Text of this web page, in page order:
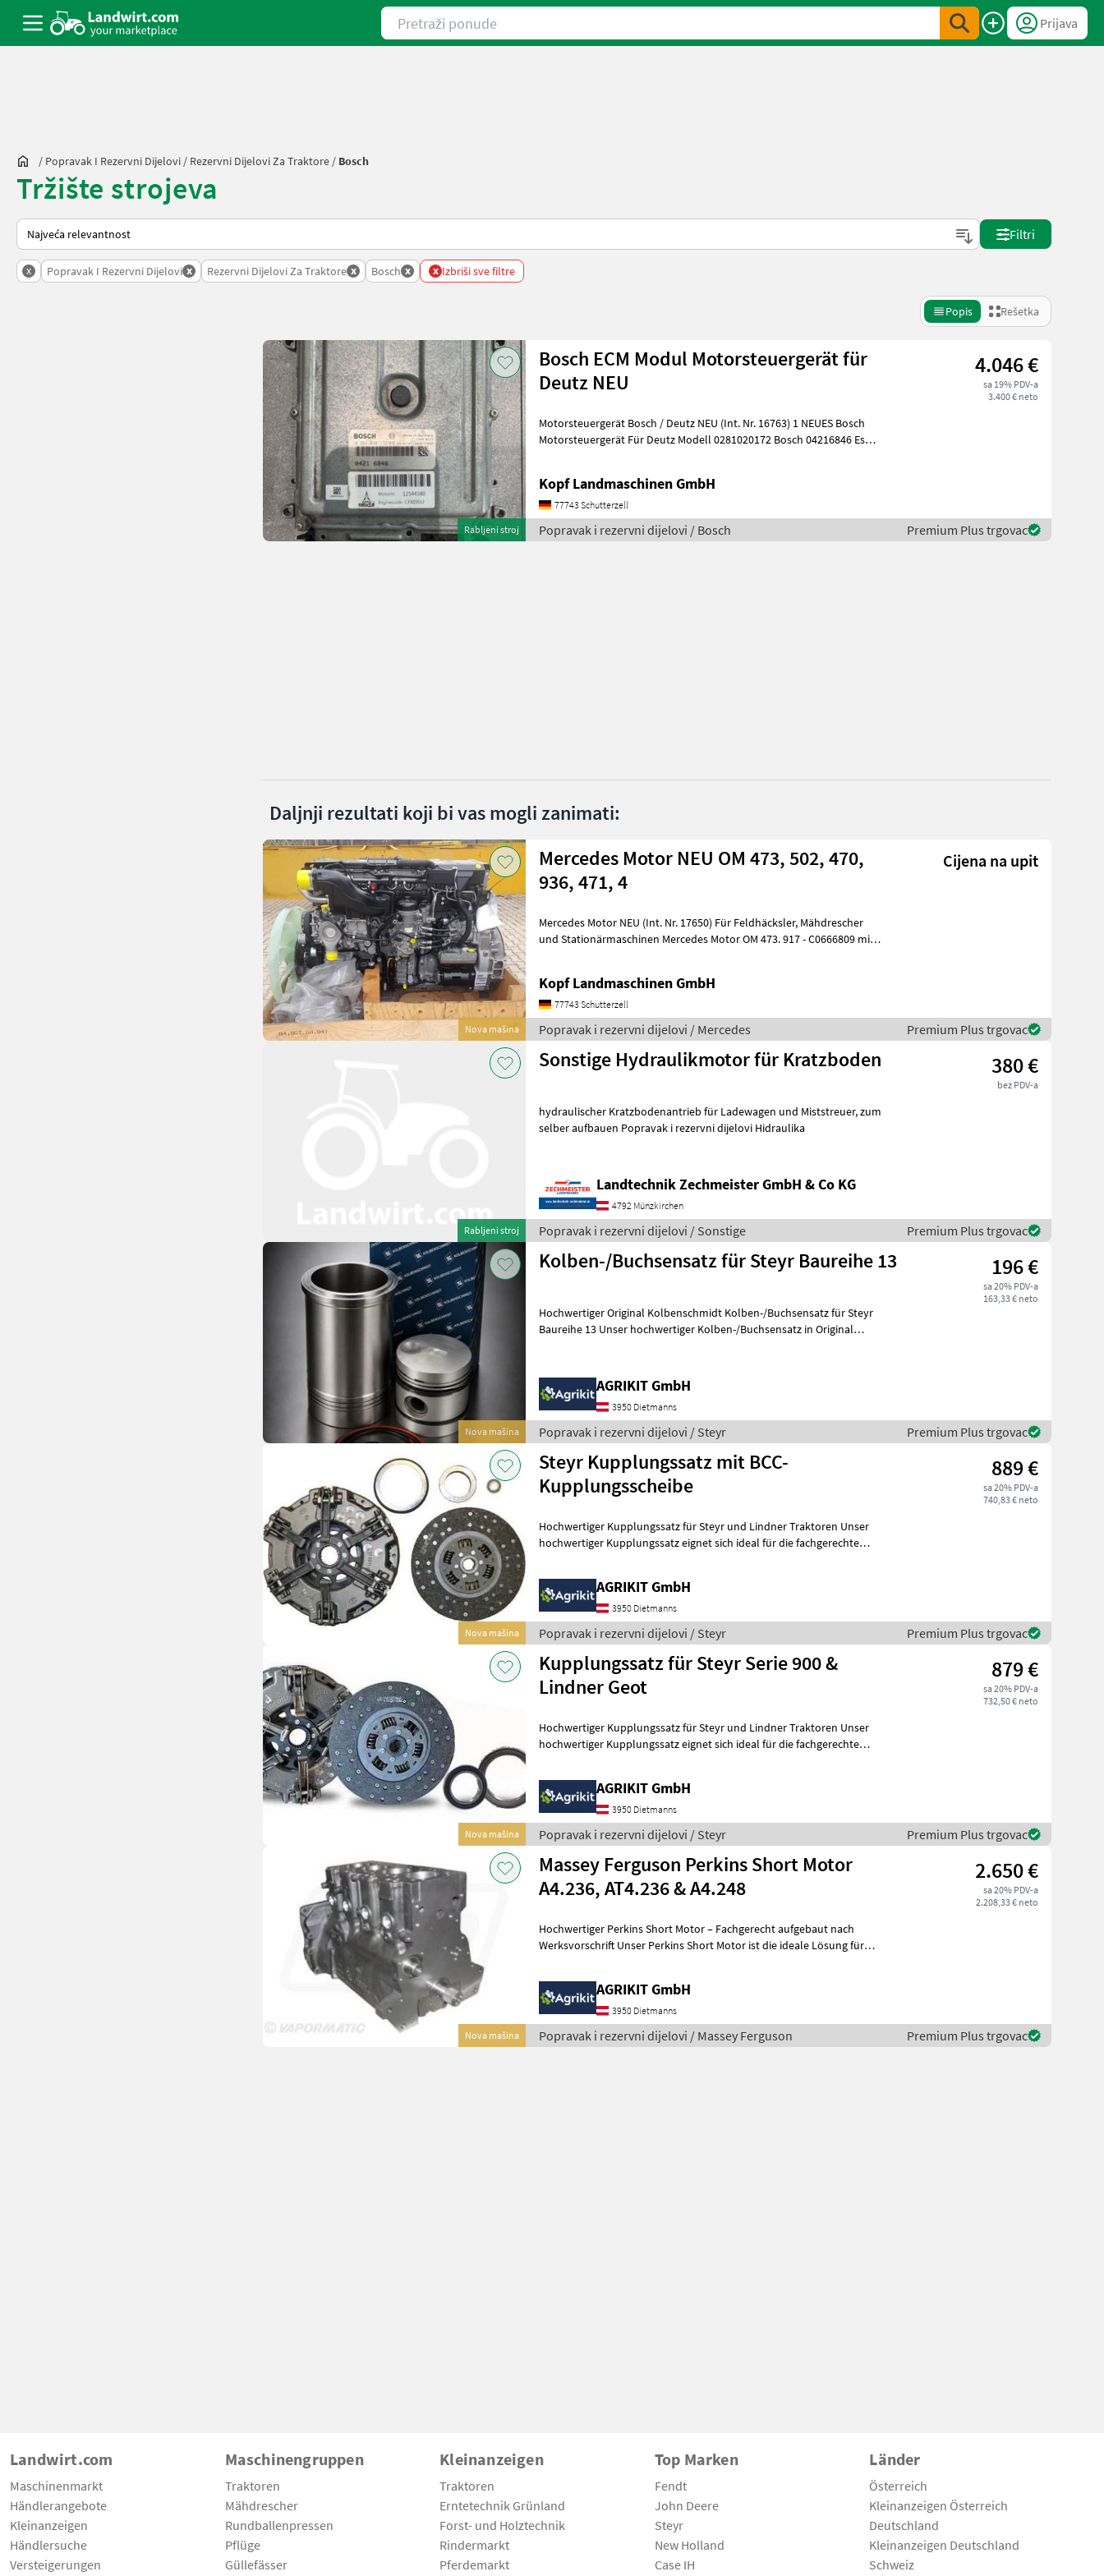
Pretraži ponude
Prijava
/ Popravak I Rezervni Dijelovi / Rezervni Dijelovi Za Traktore / Bosch
Tržište strojeva
Tako se sortira na Landwirt.com
Filtri
x Popravak I Rezervni Dijelovi x Rezervni Dijelovi Za Traktore x Bosch x x Izbriši sve filtre
Popis Rešetka
Rabljeni stroj
Bosch ECM Modul Motorsteuergerät für
Deutz NEU
4.046 €
sa 19% PDV-a
3.400 € neto
Motorsteuergerät Bosch / Deutz NEU (Int. Nr. 16763) 1 NEUES Bosch
Motorsteuergerät Für Deutz Modell 0281020172 Bosch 04216846 Es
Kopf Landmaschinen GmbH
77743 Schutterzell
Popravak i rezervni dijelovi / Bosch Premium Plus trgovac
Daljnji rezultati koji bi vas mogli zanimati:
Nova mašina
Mercedes Motor NEU OM 473, 502, 470,
936, 471, 4
Cijena na upit
Mercedes Motor NEU (Int. Nr. 17650) Für Feldhäcksler, Mähdrescher
und Stationärmaschinen Mercedes Motor OM 473. 917 - C0666809 mit
Kopf Landmaschinen GmbH
77743 Schutterzell
Popravak i rezervni dijelovi / Mercedes Premium Plus trgovac
Rabljeni stroj
Sonstige Hydraulikmotor für Kratzboden 380 €
bez PDV-a
hydraulischer Kratzbodenantrieb für Ladewagen und Miststreuer, zum
selber aufbauen Popravak i rezervni dijelovi Hidraulika
Landtechnik Zechmeister GmbH & Co KG
4792 Münzkirchen
Popravak i rezervni dijelovi / Sonstige Premium Plus trgovac
Nova mašina
Kolben-/Buchsensatz für Steyr Baureihe 13 196 €
sa 20% PDV-a
163,33 € neto
Hochwertiger Original Kolbenschmidt Kolben-/Buchsensatz für Steyr
Baureihe 13 Unser hochwertiger Kolben-/Buchsensatz in Original
AGRIKIT GmbH
3950 Dietmanns
Popravak i rezervni dijelovi / Steyr Premium Plus trgovac
Nova mašina
Steyr Kupplungssatz mit BCC-
Kupplungsscheibe
889 €
sa 20% PDV-a
740,83 € neto
Hochwertiger Kupplungssatz für Steyr und Lindner Traktoren Unser
hochwertiger Kupplungssatz eignet sich ideal für die fachgerechte
AGRIKIT GmbH
3950 Dietmanns
Popravak i rezervni dijelovi / Steyr Premium Plus trgovac
Nova mašina
Kupplungssatz für Steyr Serie 900 &
Lindner Geot
879 €
sa 20% PDV-a
732,50 € neto
Hochwertiger Kupplungssatz für Steyr und Lindner Traktoren Unser
hochwertiger Kupplungssatz eignet sich ideal für die fachgerechte
AGRIKIT GmbH
3950 Dietmanns
Popravak i rezervni dijelovi / Steyr Premium Plus trgovac
Nova mašina
Massey Ferguson Perkins Short Motor
A4.236, AT4.236 & A4.248
2.650 €
sa 20% PDV-a
2.208,33 € neto
Hochwertiger Perkins Short Motor – Fachgerecht aufgebaut nach
Werksvorschrift Unser Perkins Short Motor ist die ideale Lösung für
AGRIKIT GmbH
3950 Dietmanns
Popravak i rezervni dijelovi / Massey Ferguson Premium Plus trgovac
Landwirt.com
Maschinenmarkt
Händlerangebote
Kleinanzeigen
Händlersuche
Versteigerungen
Maschinengruppen
Traktoren
Mähdrescher
Rundballenpressen
Pflüge
Güllefässer
Kleinanzeigen
Traktoren
Erntetechnik Grünland
Forst- und Holztechnik
Rindermarkt
Pferdemarkt
Top Marken
Fendt
John Deere
Steyr
New Holland
Case IH
Länder
Österreich
Kleinanzeigen Österreich
Deutschland
Kleinanzeigen Deutschland
Schweiz